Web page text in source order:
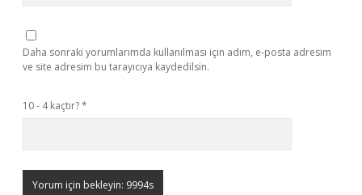
Daha sonraki yorumlarımda kullanılması için adım, e-posta adresim
ve site adresim bu tarayıcıya kaydedilsin.
10 - 4 kaçtır?*